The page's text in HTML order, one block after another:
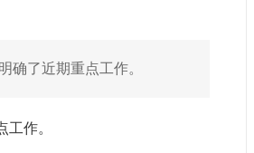
确了近期重点工作。
作。